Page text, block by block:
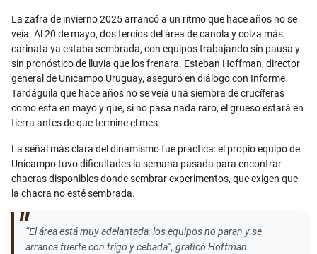
La zafra de invierno 2025 arrancó a un ritmo que hace años no se
veía. Al 20 de mayo, dos tercios del área de canola y colza más
carinata ya estaba sembrada, con equipos trabajando sin pausa y
sin pronóstico de lluvia que los frenara. Esteban Hoffman, director
general de Unicampo Uruguay, aseguró en diálogo con Informe
Tardáguila que hace años no se veía una siembra de crucíferas
como esta en mayo y que, si no pasa nada raro, el grueso estará en
tierra antes de que termine el mes.
La señal más clara del dinamismo fue práctica: el propio equipo de
Unicampo tuvo dificultades la semana pasada para encontrar
chacras disponibles donde sembrar experimentos, que exigen que
la chacra no esté sembrada.
“El área está muy adelantada, los equipos no paran y se
arranca fuerte con trigo y cebada”, graficó Hoffman.